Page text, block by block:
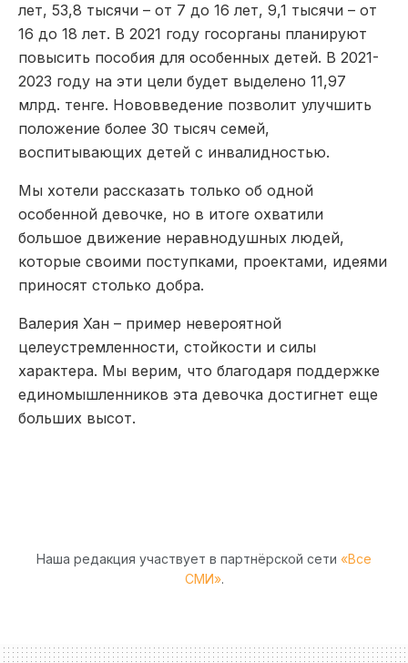
лет, 53,8 тысячи – от 7 до 16 лет, 9,1 тысячи – от
16 до 18 лет. В 2021 году госорганы планируют
повысить пособия для особенных детей. В 2021-
2023 году на эти цели будет выделено 11,97
млрд. тенге. Нововведение позволит улучшить
положение более 30 тысяч семей,
воспитывающих детей с инвалидностью.
Мы хотели рассказать только об одной
особенной девочке, но в итоге охватили
большое движение неравнодушных людей,
которые своими поступками, проектами, идеями
приносят столько добра.
Валерия Хан – пример невероятной
целеустремленности, стойкости и силы
характера. Мы верим, что благодаря поддержке
единомышленников эта девочка достигнет еще
больших высот.
Наша редакция участвует в партнёрской сети «Все
СМИ».